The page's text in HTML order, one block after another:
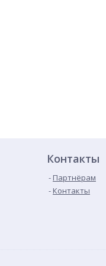
Контакты
Партнёрам
Контакты